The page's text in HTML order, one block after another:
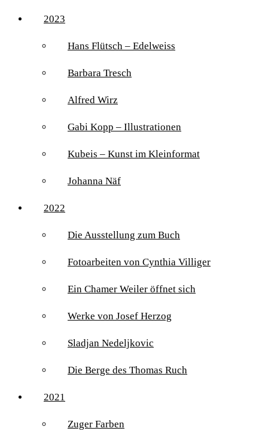
2023
Hans Flütsch – Edelweiss
Barbara Tresch
Alfred Wirz
Gabi Kopp – Illustrationen
Kubeis – Kunst im Kleinformat
Johanna Näf
2022
Die Ausstellung zum Buch
Fotoarbeiten von Cynthia Villiger
Ein Chamer Weiler öffnet sich
Werke von Josef Herzog
Sladjan Nedeljkovic
Die Berge des Thomas Ruch
2021
Zuger Farben